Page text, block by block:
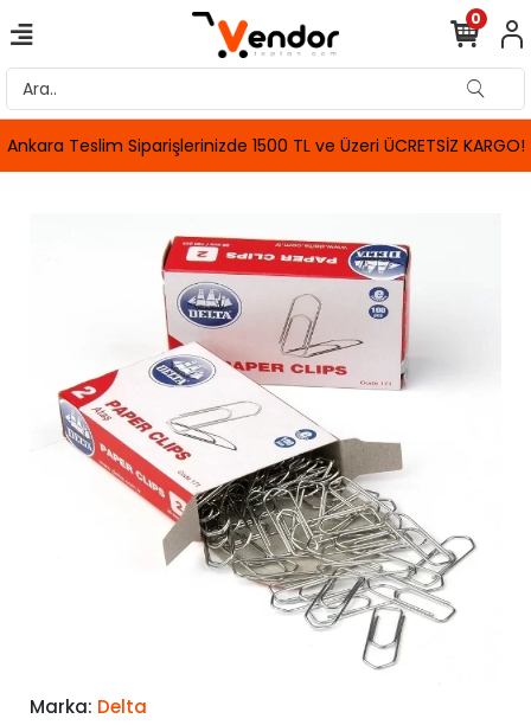
Ankara Teslim Siparişlerinizde 1500 TL ve Üzeri ÜCRETSİZ KARGO!
0
Marka: Delta